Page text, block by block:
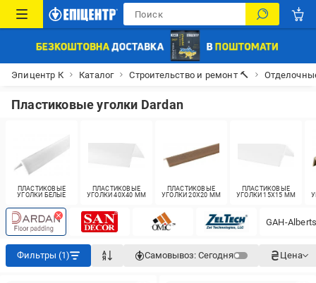
Эпицентр К Каталог Строительство и ремонт 🔨
Пластиковые уголки Dardan
ПЛАСТИКОВЫЕ
УГОЛКИ БЕЛЫЕ
ПЛАСТИКОВЫЕ
УГОЛКИ 40X40 ММ
ПЛАСТИКОВЫЕ
УГОЛКИ 20X20 ММ
ПЛАСТИКОВЫЕ
УГОЛКИ 15X15 ММ
GAH-
Фильтры (1) Самовывоз: Сегодня Цена